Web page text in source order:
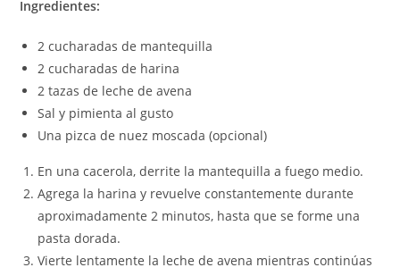
Ingredientes:
2 cucharadas de mantequilla
2 cucharadas de harina
2 tazas de leche de avena
Sal y pimienta al gusto
Una pizca de nuez moscada (opcional)
En una cacerola, derrite la mantequilla a fuego medio.
Agrega la harina y revuelve constantemente durante
aproximadamente 2 minutos, hasta que se forme una
pasta dorada.
Vierte lentamente la leche de avena mientras continúas